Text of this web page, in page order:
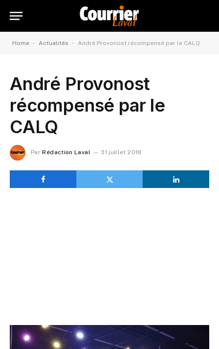
Home - Actualités - André Provonost récompensé par le CALQ
André Provonost
récompensé par le
CALQ
Par Rédaction Laval 31 juillet 2018